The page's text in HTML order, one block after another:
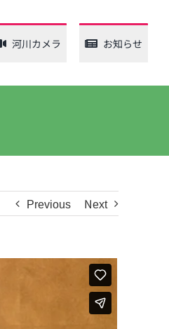
河川カメラ お知らせ
Previous Next